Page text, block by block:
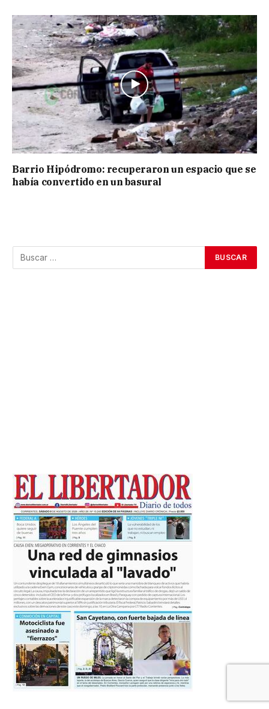
Barrio Hipódromo: recuperaron un espacio que se
había convertido en un basural